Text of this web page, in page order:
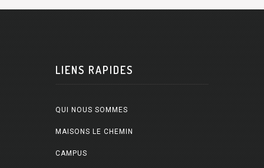
LIENS RAPIDES
QUI NOUS SOMMES
MAISONS LE CHEMIN
CAMPUS